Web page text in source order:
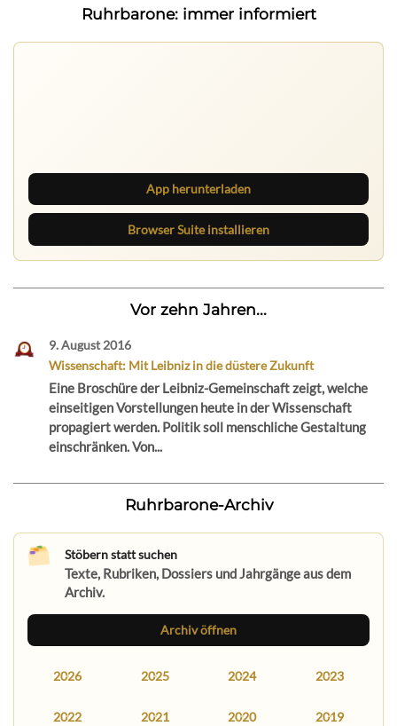
Ruhrbarone: immer informiert
App herunterladen
Browser Suite installieren
Vor zehn Jahren...
9. August 2016
Wissenschaft: Mit Leibniz in die düstere Zukunft
Eine Broschüre der Leibniz-Gemeinschaft zeigt, welche
einseitigen Vorstellungen heute in der Wissenschaft
propagiert werden. Politik soll menschliche Gestaltung
einschränken. Von...
Ruhrbarone-Archiv
Stöbern statt suchen
Texte, Rubriken, Dossiers und Jahrgänge aus dem
Archiv.
Archiv öffnen
2026 2025 2024 2023
2022 2021 2020 2019